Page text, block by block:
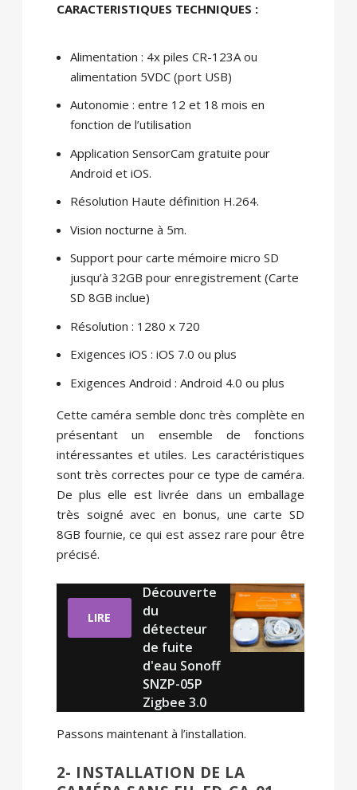
CARACTERISTIQUES TECHNIQUES :
Alimentation : 4x piles CR-123A ou
alimentation 5VDC (port USB)
Autonomie : entre 12 et 18 mois en
fonction de l’utilisation
Application SensorCam gratuite pour
Android et iOS.
Résolution Haute définition H.264.
Vision nocturne à 5m.
Support pour carte mémoire micro SD
jusqu’à 32GB pour enregistrement (Carte
SD 8GB inclue)
Résolution : 1280 x 720
Exigences iOS : iOS 7.0 ou plus
Exigences Android : Android 4.0 ou plus
Cette caméra semble donc très complète en
présentant un ensemble de fonctions
intéressantes et utiles. Les caractéristiques
sont très correctes pour ce type de caméra.
De plus elle est livrée dans un emballage
très soigné avec en bonus, une carte SD
8GB fournie, ce qui est assez rare pour être
précisé.
LIRE
Découverte
du
détecteur
de fuite
d'eau Sonoff
SNZP-05P
Zigbee 3.0
Passons maintenant à l’installation.
2- INSTALLATION DE LA